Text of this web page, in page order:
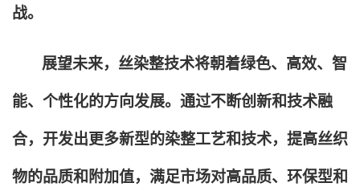
战。
展望未来，丝染整技术将朝着绿色、高效、智
能、个性化的方向发展。通过不断创新和技术融
合，开发出更多新型的染整工艺和技术，提高丝织
物的品质和附加值，满足市场对高品质、环保型和